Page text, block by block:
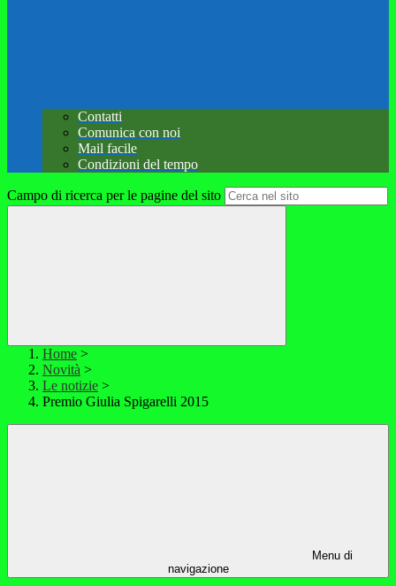
Contatti
Comunica con noi
Mail facile
Condizioni del tempo
Campo di ricerca per le pagine del sito
Home >
Novità >
Le notizie >
Premio Giulia Spigarelli 2015
Menu di
navigazione